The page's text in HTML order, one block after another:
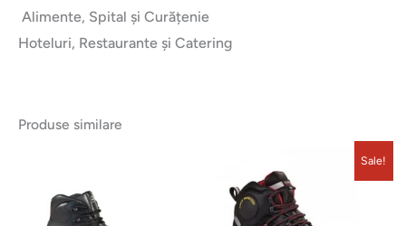
Alimente, Spital și Curățenie
Hoteluri, Restaurante și Catering
Produse similare
produs
Sale!
inițial
a
fost:
625,00 lei.